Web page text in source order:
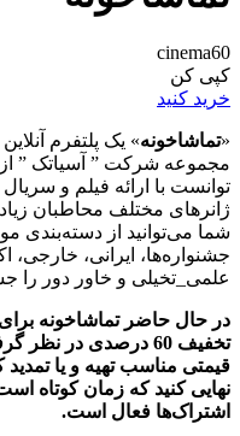
cinema60
کپی کن
خرید کنید
«تماشاخونه» یک پلتفرم
توانست با ارائه فیلم و
ژانرهای مختلف محاطبان
شما می‌توانید از دسته‌بندی
جشنواره‌ها، ایرانی، خارجی،
علمی_تخیلی و خاور دور را
در حال حاضر تماشاخونه
تخفیف 60 درصدی در
قیمتی مناسب تهیه و یا تمدید
نهایی کنید که زمان کوتاه
اشتراک‌ها فعال است.